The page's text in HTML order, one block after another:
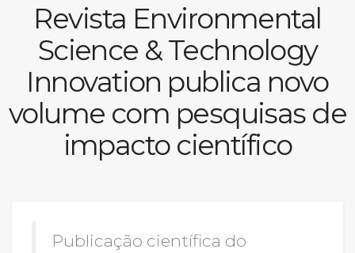
Desconto de pontualidade
Biblioteca
Contatos
Calendário acadêmico
Revista Environmental
Science & Technology
Innovation publica novo
volume com pesquisas de
impacto científico
Publicação científica do